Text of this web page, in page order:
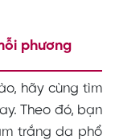
phương
hãy cùng tìm
Theo đó, bạn
trắng da phổ